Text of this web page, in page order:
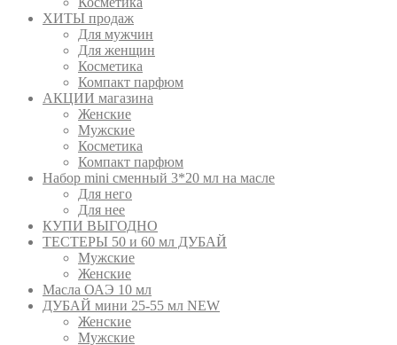
ХИТЫ продаж
Для мужчин
Для женщин
Косметика
Компакт парфюм
АКЦИИ магазина
Женские
Мужские
Косметика
Компакт парфюм
Набор mini сменный 3*20 мл на масле
Для него
Для нее
КУПИ ВЫГОДНО
ТЕСТЕРЫ 50 и 60 мл ДУБАЙ
Мужские
Женские
Масла ОАЭ 10 мл
ДУБАЙ мини 25-55 мл NEW
Женские
Мужские